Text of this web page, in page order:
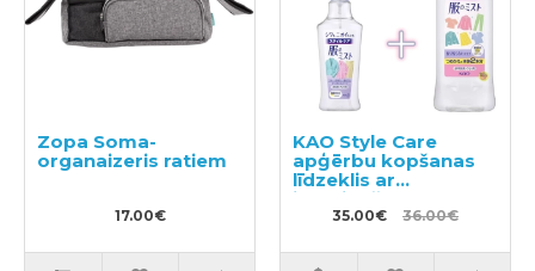
Zopa Soma-
organaizeris ratiem
17.00€
KAO Style Care
apģērbu kopšanas
līdzeklis ar
izlīdzinošu un
antistatisku efektu
400ml
35.00€ 36.00€